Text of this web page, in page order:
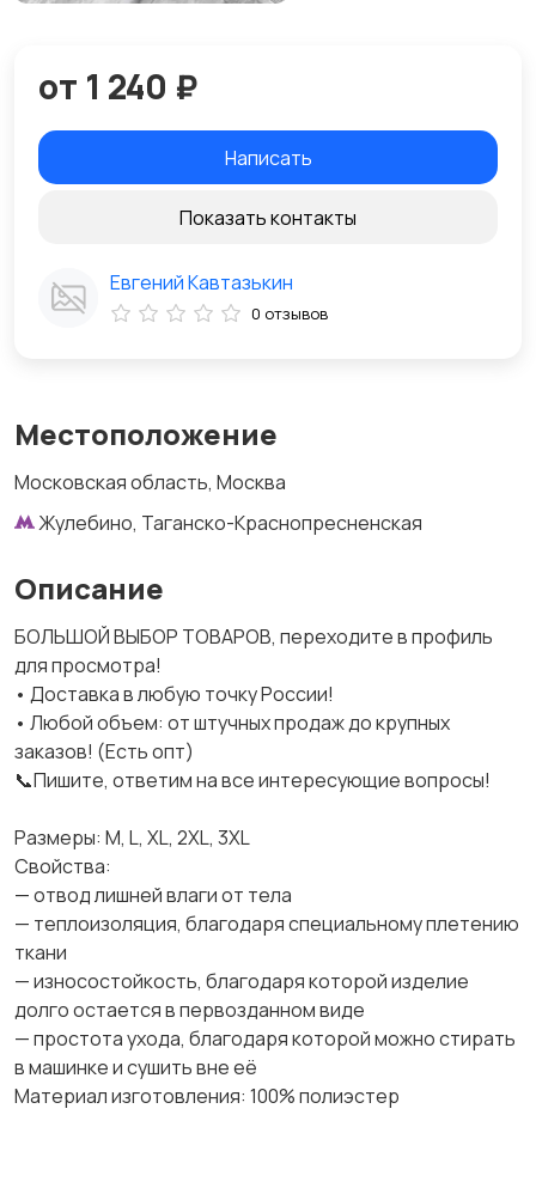
Местоположение
Московская область, Москва
Жулебино, Таганско-Краснопресненская
Описание
БОЛЬШОЙ ВЫБОР ТОВАРОВ, переходите в профиль
для просмотра!
• Доставка в любую точку России!
• Любой объем: от штучных продаж до крупных
заказов! (Есть опт)
📞Пишите, ответим на все интересующие вопросы!
Размеры: M, L, XL, 2XL, 3XL
Свойства:
— отвод лишней влаги от тела
— теплоизоляция, благодаря специальному плетению
ткани
— износостойкость, благодаря которой изделие
долго остается в первозданном виде
— простота ухода, благодаря которой можно стирать
в машинке и сушить вне её
Материал изготовления: 100% полиэстер
от 1 240 ₽
Написать
Показать контакты
Евгений Кавтазькин
0 отзывов